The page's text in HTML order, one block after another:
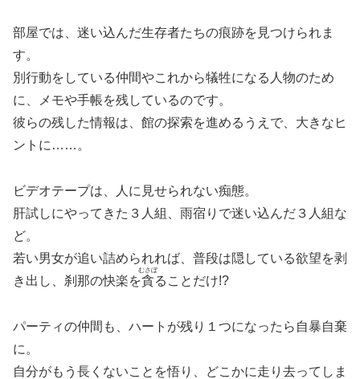
部屋では、迷い込んだ生存者たちの痕跡を見つけられま
す。
別行動をしている仲間やこれから犠牲になる人物のため
に、メモや手帳を残しているのです。
彼らの残した情報は、館の探索を進めるうえで、大きなヒ
ントに……。
ビデオテープは、人に見せられない痴態。
肝試しにやってきた３人組、雨宿りで迷い込んだ３人組な
ど。
若い男女が追い詰められれば、普段は隠している欲望を剥
き出し、刹那の快楽を貪
むさぼ
ることだけ!?
パーティの仲間も、ハートが残り１つになったら自暴自棄
に。
自分がもう長くないことを悟り、どこかに走り去ってしま